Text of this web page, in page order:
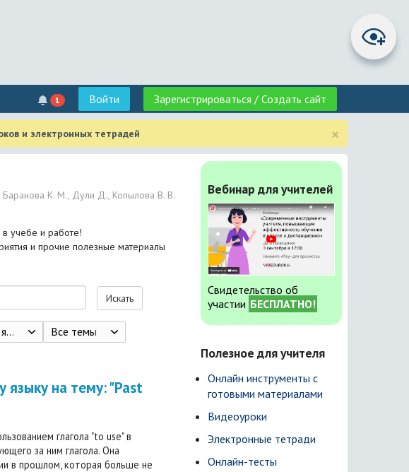
1 Войти Зарегистрироваться / Создать сайт
×
и электронных тетрадей
Баранова К. М., Дули Д., Копылова В. В.
в учебе и работе!
и прочие полезные материалы
Искать
2022 Все темы
языку на тему: "Past
глагола "to use" в
за ним глагола. Она
в прошлом, которая больше не
Вебинар для учителей
Свидетельство об
участии БЕСПЛАТНО!
Полезное для учителя
Онлайн инструменты с
готовыми материалами
Видеоуроки
Электронные тетради
Онлайн-тесты